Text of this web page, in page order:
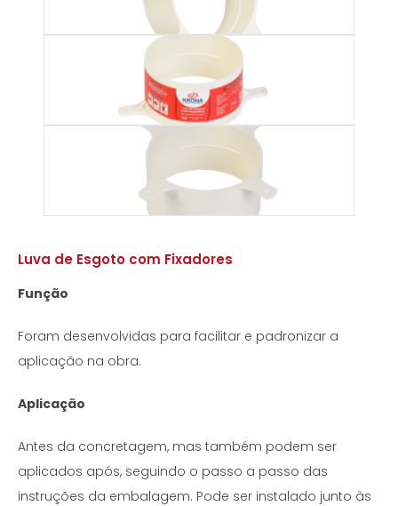
Luva de Esgoto com Fixadores
Função
Foram desenvolvidas para facilitar e padronizar a
aplicação na obra.
Aplicação
Antes da concretagem, mas também podem ser
aplicados após, seguindo o passo a passo das
instruções da embalagem. Pode ser instalado junto às